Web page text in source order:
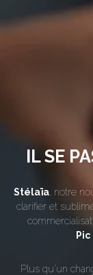
IL SE
Stélaïa, notre
clarifier et
Pic
Plus qu’un